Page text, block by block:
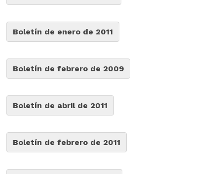
Boletín de enero de 2011
Boletín de febrero de 2009
Boletín de abril de 2011
Boletín de febrero de 2011